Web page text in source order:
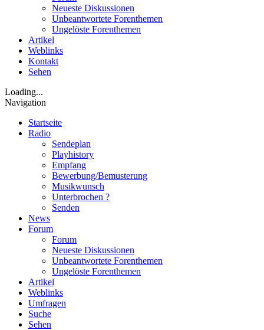
Neueste Diskussionen
Unbeantwortete Forenthemen
Ungelöste Forenthemen
Artikel
Weblinks
Kontakt
Sehen
Loading...
Navigation
Startseite
Radio
Sendeplan
Playhistory
Empfang
Bewerbung/Bemusterung
Musikwunsch
Unterbrochen ?
Senden
News
Forum
Forum
Neueste Diskussionen
Unbeantwortete Forenthemen
Ungelöste Forenthemen
Artikel
Weblinks
Umfragen
Suche
Sehen